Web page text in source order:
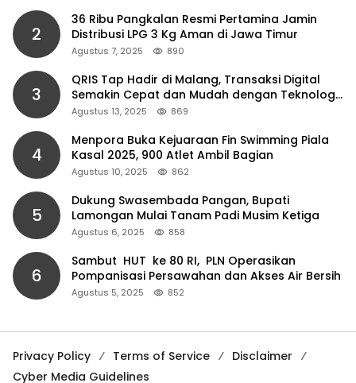
2
36 Ribu Pangkalan Resmi Pertamina Jamin
Distribusi LPG 3 Kg Aman di Jawa Timur
Agustus 7, 2025 890
3
QRIS Tap Hadir di Malang, Transaksi Digital
Semakin Cepat dan Mudah dengan Teknologi
NFC
Agustus 13, 2025 869
4
Menpora Buka Kejuaraan Fin Swimming Piala
Kasal 2025, 900 Atlet Ambil Bagian
Agustus 10, 2025 862
5
Dukung Swasembada Pangan, Bupati
Lamongan Mulai Tanam Padi Musim Ketiga
Agustus 6, 2025 858
6
Sambut HUT ke 80 RI, PLN Operasikan
Pompanisasi Persawahan dan Akses Air Bersih
Agustus 5, 2025 852
Privacy Policy Terms of Service
Disclaimer
Cyber Media Guidelines